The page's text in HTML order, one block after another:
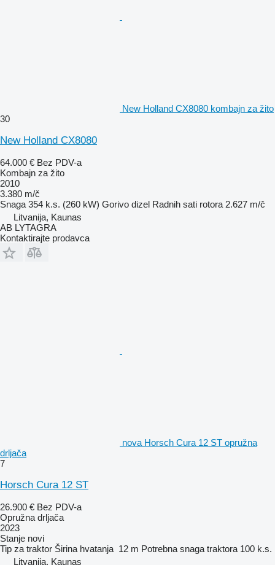
New Holland CX8080 kombajn za žito
30
New Holland CX8080
64.000 € Bez PDV-a
Kombajn za žito
2010
3.380 m/č
Snaga 354 k.s. (260 kW) Gorivo dizel Radnih sati rotora 2.627 m/č
Litvanija, Kaunas
AB LYTAGRA
Kontaktirajte prodavca
nova Horsch Cura 12 ST opružna
drljača
7
Horsch Cura 12 ST
26.900 € Bez PDV-a
Opružna drljača
2023
Stanje novi
Tip za traktor Širina hvatanja 12 m Potrebna snaga traktora 100 k.s.
Litvanija, Kaunas